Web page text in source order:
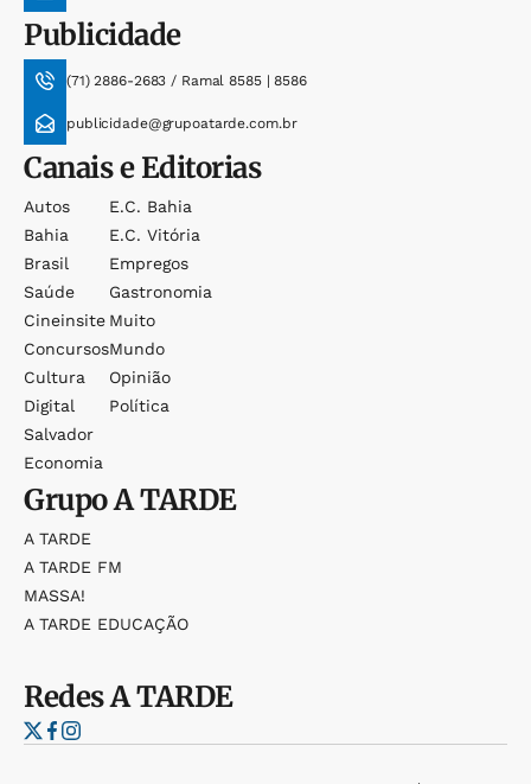
Publicidade
(71) 2886-2683 / Ramal 8585 | 8586
publicidade@grupoatarde.com.br
Canais e Editorias
Autos
Bahia
Brasil
Saúde
Cineinsite
Concursos
Cultura
Digital
Salvador
Economia
E.c. Bahia
E.c. Vitória
Empregos
Gastronomia
Muito
Mundo
Opinião
Política
GrupoA TARDE
A TARDE
A TARDE FM
MASSA!
A TARDE EDUCAÇÃO
RedesA TARDE